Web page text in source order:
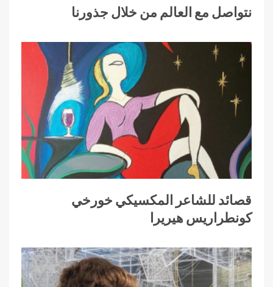
نتواصل مع العالم من خلال جذورنا
قصائد للشاعر المكسيكي خورخي
كونطراريس هيريرا